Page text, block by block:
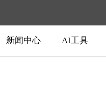
新闻中心 AI工具